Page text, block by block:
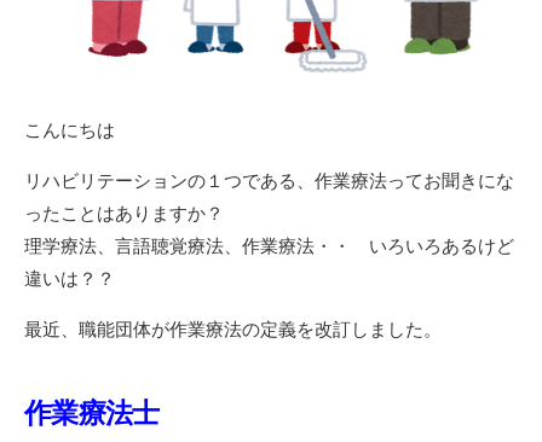
こんにちは
リハビリテーションの１つである、作業療法ってお聞きにな
ったことはありますか？
理学療法、言語聴覚療法、作業療法・・ いろいろあるけど
違いは？？
最近、職能団体が作業療法の定義を改訂しました。
作業療法士